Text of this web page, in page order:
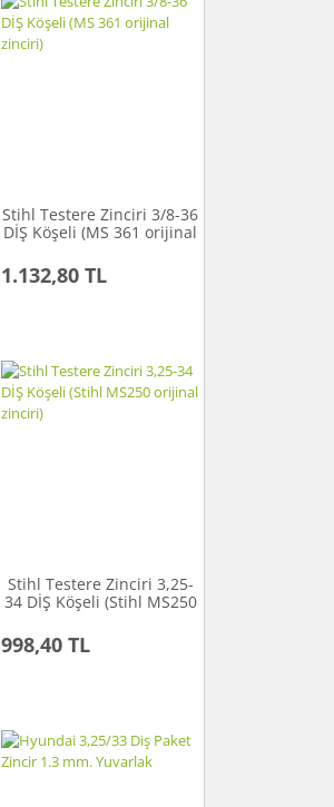
Stihl Testere Zinciri 3/8-36
DİŞ Köşeli (MS 361 orijinal
1.132,80 TL
Stihl Testere Zinciri 3,25-
34 DİŞ Köşeli (Stihl MS250
998,40 TL